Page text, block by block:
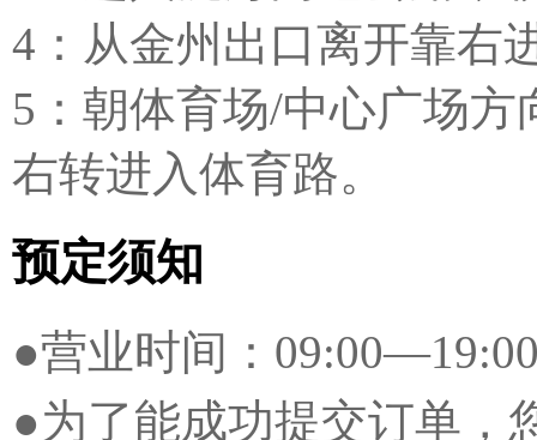
4：从金州出口离开靠右
5：朝体育场/中心广场
右转进入体育路。
预定须知
●营业时间：
●为了能成功提交订单，